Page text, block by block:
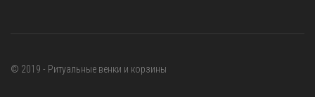
© 2019 - Ритуальные венки и корзины